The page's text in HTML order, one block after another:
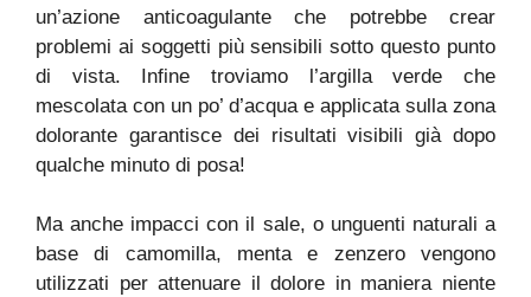
un’azione anticoagulante che potrebbe crear
problemi ai soggetti più sensibili sotto questo punto
di vista. Infine troviamo l’argilla verde che
mescolata con un po’ d’acqua e applicata sulla zona
dolorante garantisce dei risultati visibili già dopo
qualche minuto di posa!
Ma anche impacci con il sale, o unguenti naturali a
base di camomilla, menta e zenzero vengono
utilizzati per attenuare il dolore in maniera niente